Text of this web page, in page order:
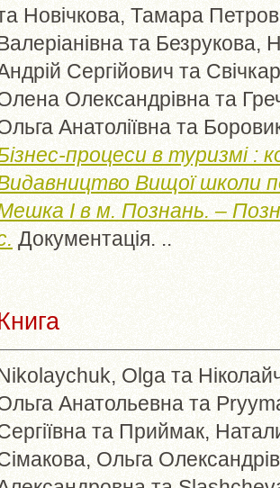
Новічкова, Тамара
та Безрукова,
Сергійович та
Олександрівна та
Анатоліївна та
процеси в туризмі :
Вищої школи
І в м. Познань. –
Документація. ..
Olga та
Анатольевна та
та Приймак,
Ольга